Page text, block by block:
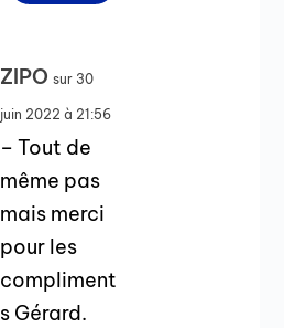
ZIPO sur 30
juin 2022 à 21:56
– Tout de
même pas
mais merci
pour les
compliment
s Gérard.